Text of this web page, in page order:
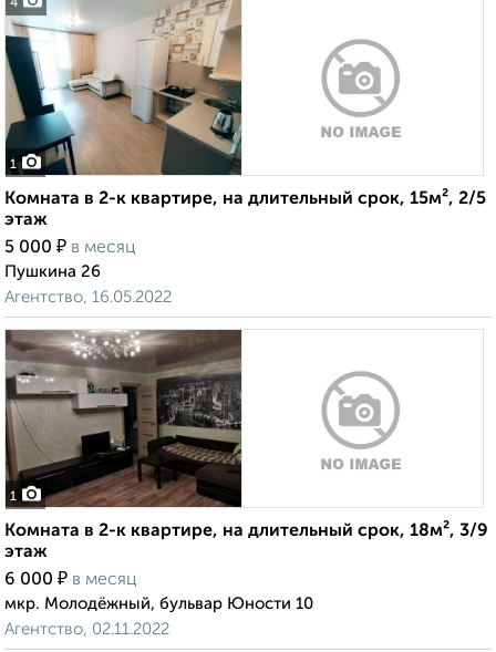
4
1
Комната в 2-к квартире, на длительный срок, 15м², 2/5
этаж
5 000 ₽ в месяц
Пушкина 26
Агентство, 16.05.2022
1
Комната в 2-к квартире, на длительный срок, 18м², 3/9
этаж
6 000 ₽ в месяц
мкр. Молодёжный, бульвар Юности 10
Агентство, 02.11.2022